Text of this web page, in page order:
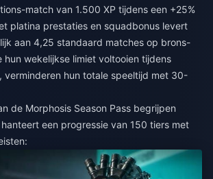
match van 1.500 XP tijdens een +25%
platina prestaties en squadbonus levert
aan 4,25 standaard matches op brons-
hun wekelijkse limiet voltooien tijdens
verminderen hun totale speeltijd met 30-
de Morphosis Season Pass begrijpen
een progressie van 150 tiers met